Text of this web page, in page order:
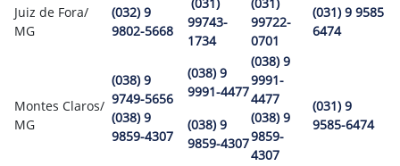
Juiz de Fora/
MG
(032) 9
9802-5668
99743-
1734
99722-
0701
(031) 9 9585
6474
Montes Claros/
MG
(038) 9
9749-5656
(038) 9
9859-4307
(038) 9
9991-4477
(038) 9
9859-4307
(038) 9
9991-
4477
(038) 9
9859-
4307
(031) 9
9585-6474